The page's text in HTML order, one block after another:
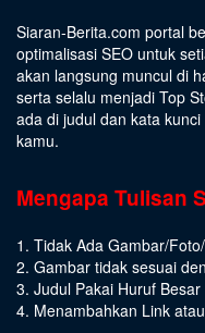
Siaran-Berita.com portal
optimalisasi SEO untuk
akan langsung muncul di
serta selalu menjadi Top
ada di judul dan kata
kamu.
Mengapa Tulisan
1. Tidak Ada Gambar/
2. Gambar tidak sesuai
3. Judul Pakai Huruf Besar
4. Menambahkan Link